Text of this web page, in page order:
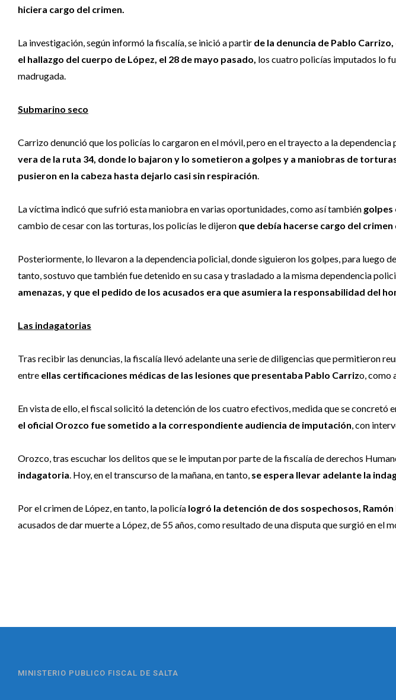
hiciera cargo del crimen.
La investigación, según informó la fiscalía, se inició a partir de la denuncia de Pablo
el hallazgo del cuerpo de López, el 28 de mayo pasado, los cuatro policías imputados lo
madrugada.
Submarino seco
Carrizo denunció que los policías lo cargaron en el móvil, pero en el trayecto a la
vera de la ruta 34, donde lo bajaron y lo sometieron a golpes y a maniobras de
pusieron en la cabeza hasta dejarlo casi sin respiración
La víctima indicó que sufrió esta maniobra en varias oportunidades, como así también golpes
cambio de cesar con las torturas, los policías le dijeron que debía hacerse cargo del crimen
Posteriormente, lo llevaron a la dependencia policial, donde siguieron los golpes, para luego
tanto, sostuvo que también fue detenido en su casa y trasladado a la misma dependencia
amenazas, y que el pedido de los acusados era que asumiera la responsabilidad del
Las indagatorias
Tras recibir las denuncias, la fiscalía llevó adelante una serie de diligencias que permitieron
entre ellas certificaciones médicas de las lesiones que presentaba Pablo Carrizo, como
En vista de ello, el fiscal solicitó la detención de los cuatro efectivos, medida que se concretó
el oficial Orozco fue sometido a la correspondiente audiencia de imputación , con
Orozco, tras escuchar los delitos que se le imputan por parte de la fiscalía de derechos
indagatoria . Hoy, en el transcurso de la mañana, en tanto, se espera llevar adelante la
Por el crimen de López, en tanto, la policía logró la detención de dos sospechosos, Ramón
acusados de dar muerte a López, de 55 años, como resultado de una disputa que surgió en el
MINISTERIO PUBLICO FISCAL DE SALTA